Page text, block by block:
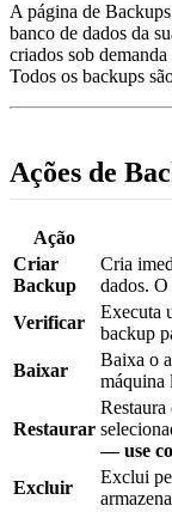
A página de
banco de dados da
criados sob
Todos os backups
Ações de
Ação
Criar
Backup
Cria
dados.
Verificar
Executa
backup
Baixar
Baixa o
máquina
Restaurar
— use
Excluir
Exclui